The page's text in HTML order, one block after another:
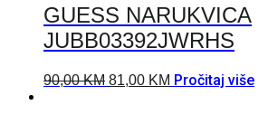
GUESS NARUKVICA
JUBB03392JWRHS
90,00KM 81,00 KM Pročitaj više